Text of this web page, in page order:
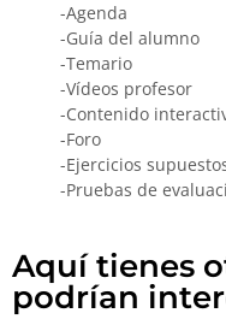
-Agenda
-Guía del alumno
-Temario
-Vídeos profesor
-Contenido
-Foro
-Ejercicios
-Pruebas de
Aquí tienes
podrían